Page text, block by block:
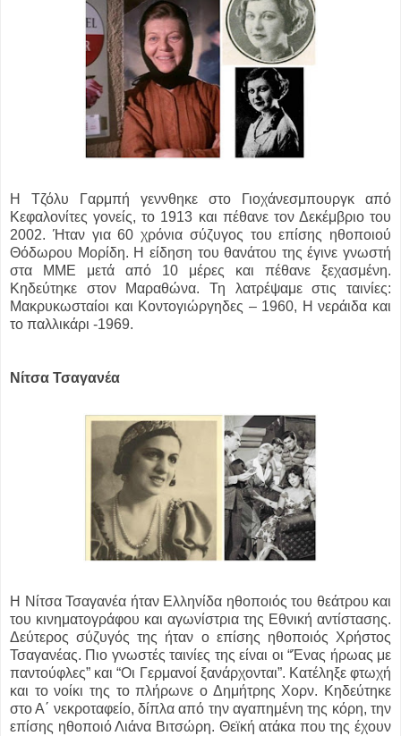
Η Τζόλυ Γαρμπή γεννθηκε στο Γιοχάνεσμπουργκ από
Κεφαλονίτες γονείς, το 1913 και πέθανε τον Δεκέμβριο του
2002. Ήταν για 60 χρόνια σύζυγος του επίσης ηθοποιού
Θόδωρου Μορίδη. Η είδηση του θανάτου της έγινε γνωστή
στα ΜΜΕ μετά από 10 μέρες και πέθανε ξεχασμένη.
Κηδεύτηκε στον Μαραθώνα. Τη λατρέψαμε στις ταινίες:
Μακρυκωσταίοι και Κοντογιώργηδες – 1960, Η νεράιδα και
το παλλικάρι -1969.
Νίτσα Τσαγανέα
Η Νίτσα Τσαγανέα ήταν Eλληνίδα ηθοποιός του θεάτρου και
του κινηματογράφου και αγωνίστρια της Εθνική αντίστασης.
Δεύτερος σύζυγός της ήταν ο επίσης ηθοποιός Χρήστος
Τσαγανέας. Πιο γνωστές ταινίες της είναι οι “Ένας ήρωας με
παντούφλες” και “Οι Γερμανοί ξανάρχονται”. Κατέληξε φτωχή
και το νοίκι της το πλήρωνε ο Δημήτρης Χορν. Κηδεύτηκε
στο Α΄ νεκροταφείο, δίπλα από την αγαπημένη της κόρη, την
επίσης ηθοποιό Λιάνα Βιτσώρη. Θεϊκή ατάκα που της έχουν